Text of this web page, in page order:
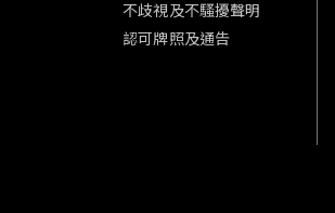
不歧視及不騷擾聲明
認可牌照及通告